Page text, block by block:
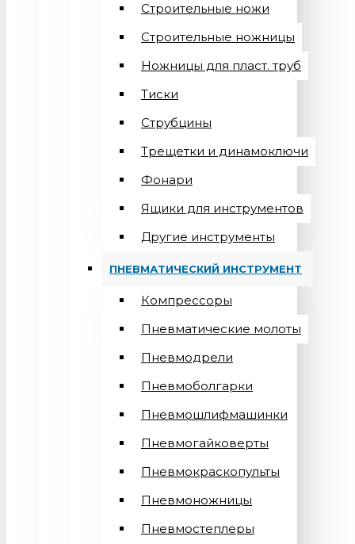
Строительные ножи
Строительные ножницы
Ножницы для пласт. труб
Тиски
Струбцины
Трещетки и динамоключи
Фонари
Ящики для инструментов
Другие инструменты
ПНЕВМАТИЧЕСКИЙ ИНСТРУМЕНТ
Компрессоры
Пневматические молоты
Пневмодрели
Пневмоболгарки
Пневмошлифмашинки
Пневмогайковерты
Пневмокраскопульты
Пневмоножницы
Пневмостеплеры